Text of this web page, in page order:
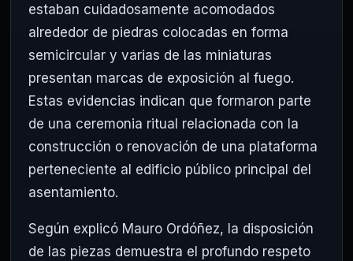
estaban cuidadosamente acomodados
alrededor de piedras colocadas en forma
semicircular y varias de las miniaturas
presentan marcas de exposición al fuego.
Estas evidencias indican que formaron parte
de una ceremonia ritual relacionada con la
construcción o renovación de una plataforma
perteneciente al edificio público principal del
asentamiento.
Según explicó Mauro Ordóñez, la disposición
de las piezas demuestra el profundo respeto